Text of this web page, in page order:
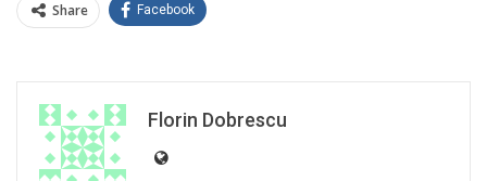
Share Facebook
Florin Dobrescu